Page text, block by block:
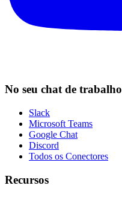
No seu chat de trabalho
Slack
Microsoft Teams
Google Chat
Discord
Todos os Conectores
Recursos